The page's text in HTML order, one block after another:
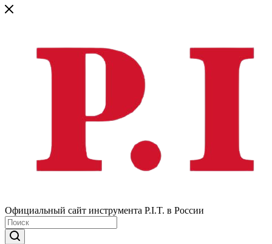
Официальный сайт инструмента P.I.T. в России